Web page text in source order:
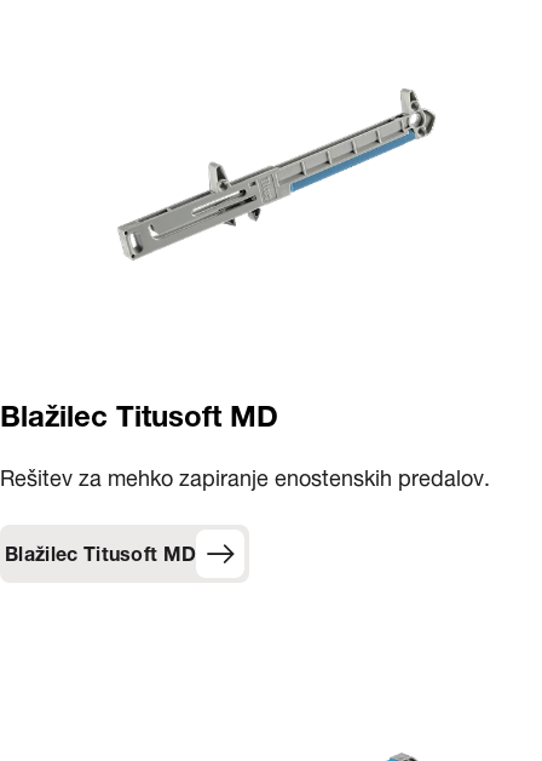
Blažilec Titusoft MD
Rešitev za mehko zapiranje enostenskih predalov.
Blažilec Titusoft MD